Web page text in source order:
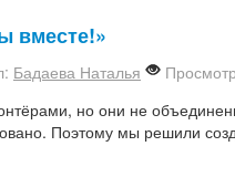
вместе!»
Бадаева Наталья
но они не
Поэтому мы решили